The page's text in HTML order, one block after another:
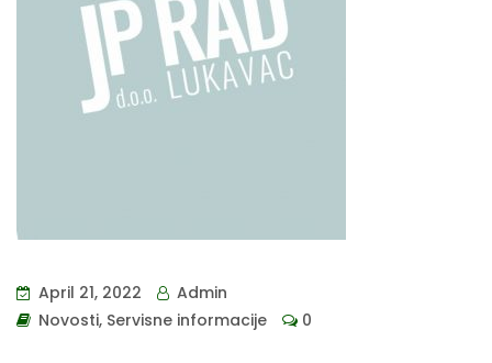
April 21, 2022
Admin
Novosti, Servisne informacije 0